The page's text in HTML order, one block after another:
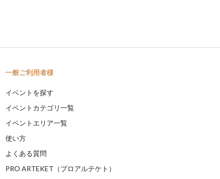
一般ご利用者様
イベントを探す
イベントカテゴリ一覧
イベントエリア一覧
使い方
よくある質問
PRO ARTEKET（プロアルテケト）